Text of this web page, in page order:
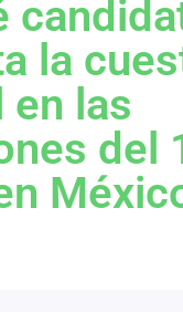
la
en las
del